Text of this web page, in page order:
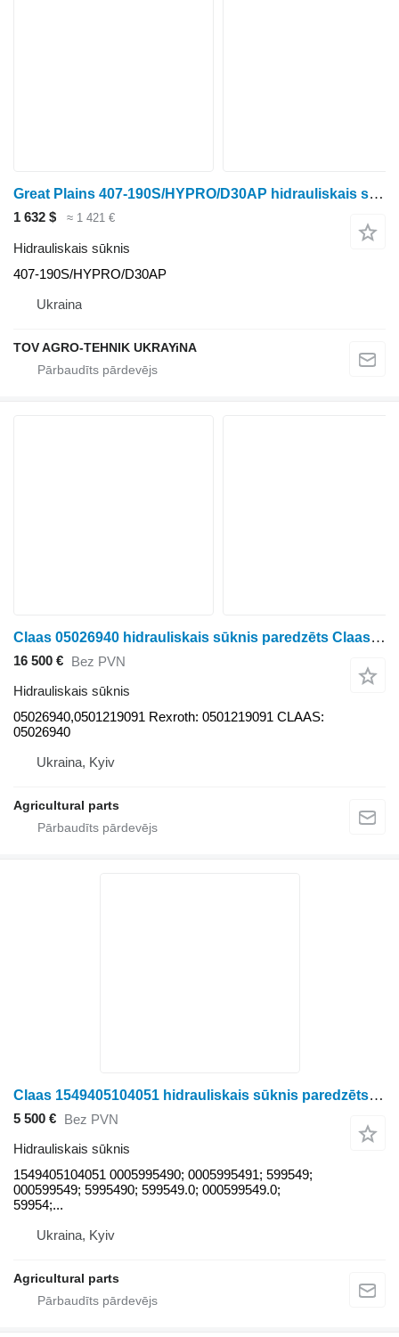
Great Plains 407-190S/HYPRO/D30AP hidrauliskais sūknis paredzēts Great Plains aprīkojuma lauksaimniecības tehnikai
1 632 $ ≈ 1 421 €
Hidrauliskais sūknis
407-190S/HYPRO/D30AP
Ukraina
TOV AGRO-TEHNIK UKRAYiNA
Claas 05026940 hidrauliskais sūknis paredzēts Claas Xerion/Axion/CLAAS riteņtraktora
16 500 € Bez PVN
Hidrauliskais sūknis
05026940,0501219091 Rexroth: 0501219091 CLAAS:
05026940
Ukraina, Kyiv
Agricultural parts
Claas 1549405104051 hidrauliskais sūknis paredzēts Claas graudu kombaina
5 500 € Bez PVN
Hidrauliskais sūknis
1549405104051 0005995490; 0005995491; 599549;
000599549; 5995490; 599549.0; 000599549.0;
59954;...
Ukraina, Kyiv
Agricultural parts